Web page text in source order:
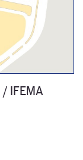
/ IFEMA